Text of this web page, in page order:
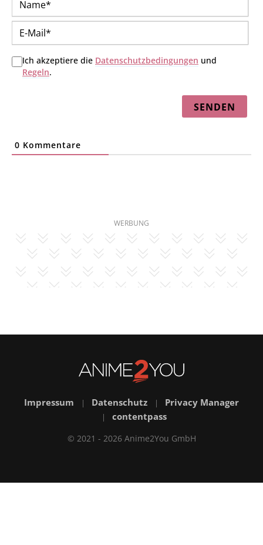
Ich akzeptiere die Datenschutzbedingungen und
Regeln.
0 Kommentare
WERBUNG
Impressum | Datenschutz | Privacy Manager
| contentpass
© 2021 - 2026 Anime2You GmbH